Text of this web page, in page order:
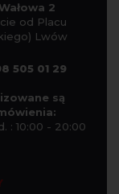
2
od Placu
Lwów
505 01 29
są
: 10:00 - 20:00